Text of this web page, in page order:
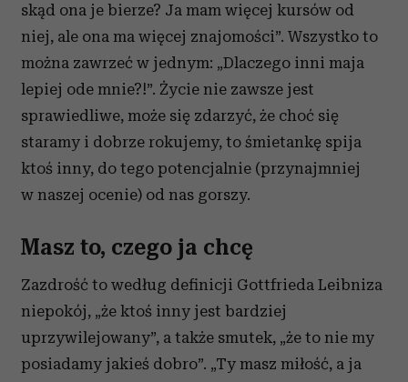
skąd ona je bierze? Ja mam więcej kursów od
niej, ale ona ma więcej znajomości”. Wszystko to
można zawrzeć w jednym: „Dlaczego inni maja
lepiej ode mnie?!”. Życie nie zawsze jest
sprawiedliwe, może się zdarzyć, że choć się
staramy i dobrze rokujemy, to śmietankę spija
ktoś inny, do tego potencjalnie (przynajmniej
w naszej ocenie) od nas gorszy.
Masz to, czego ja chcę
Zazdrość to według definicji Gottfrieda Leibniza
niepokój, „że ktoś inny jest bardziej
uprzywilejowany”, a także smutek, „że to nie my
posiadamy jakieś dobro”. „Ty masz miłość, a ja